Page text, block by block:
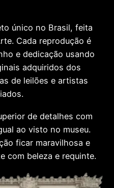
único no Brasil, feita
Cada reprodução é
e dedicação usando
adquiridos dos
de leilões e artistas
de detalhes com
ao visto no museu.
ficar maravilhosa e
com beleza e requinte.